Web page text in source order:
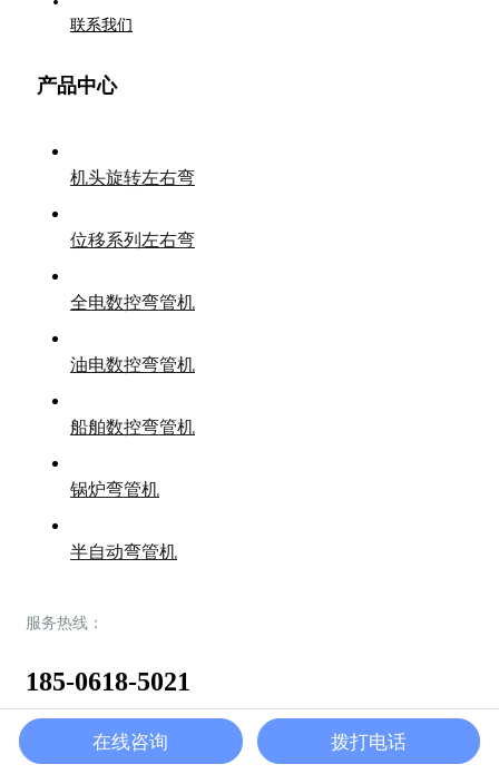
联系我们
产品中心
机头旋转左右弯
位移系列左右弯
全电数控弯管机
油电数控弯管机
船舶数控弯管机
锅炉弯管机
半自动弯管机
服务热线：
185-0618-5021
在线咨询 拨打电话